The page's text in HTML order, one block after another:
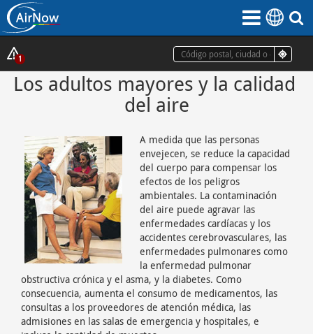
Saltar
al
contenido
principal
Mostrar
ventana
emergente
1
Los adultos mayores y la calidad
del aire
A medida que las personas
envejecen, se reduce la capacidad
del cuerpo para compensar los
efectos de los peligros
ambientales. La contaminación
del aire puede agravar las
enfermedades cardíacas y los
accidentes cerebrovasculares, las
enfermedades pulmonares como
la enfermedad pulmonar
obstructiva crónica y el asma, y la diabetes. Como
consecuencia, aumenta el consumo de medicamentos, las
consultas a los proveedores de atención médica, las
admisiones en las salas de emergencia y hospitales, e